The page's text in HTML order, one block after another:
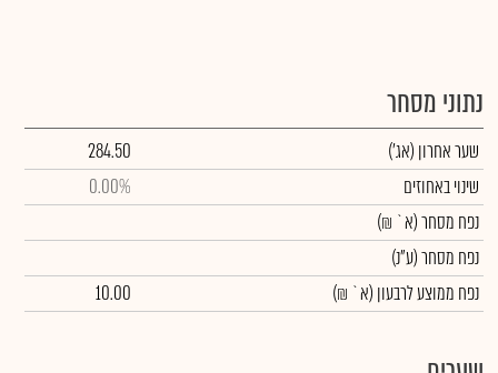
נתוני מסחר
שער אחרון (אג')
284.50
שינוי באחוזים
0.00%
נפח מסחר(א` ₪)
נפח מסחר(ע"נ)
נפח ממוצע לרבעון (א` ₪)
10.00